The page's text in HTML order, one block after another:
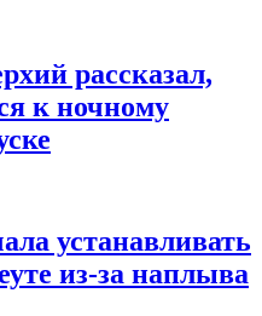
рассказал,
к ночному
устанавливать
из-за наплыва